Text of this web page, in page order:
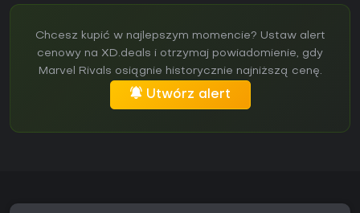
Chcesz kupić w najlepszym momencie? Ustaw alert
cenowy na XD.deals i otrzymaj powiadomienie, gdy
Marvel Rivals osiągnie historycznie najniższą cenę.
Utwórz alert